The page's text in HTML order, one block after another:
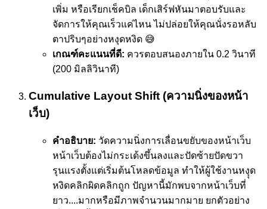
เพิ่ม หรือเรียกเช็คบิล เด็กเสิร์ฟหันมาตอบรับและ
จัดการให้คุณเร็วแค่ไหน ไม่ปล่อยให้คุณนั่งรอหลับ
ตาปริบๆอย่างหงุดหงิด 😅
เกณฑ์คะแนนที่ดี: ควรตอบสนองภายใน 0.2 วินาที
(200 มิลลิวินาที)
Cumulative Layout Shift (ความนิ่งของหน้า
เว็บ)
คำอธิบาย: วัดความนิ่งการเลื่อนขยับของหน้าเว็บ
หน้าเว็บต้องไม่กระเด้งขึ้นลงและปัดซ้ายปัดขวา
รุนแรงตั้งแต่เริ่มต้นโหลดข้อมูล ทำให้ผู้ใช้งานหงุุด
หงิดคลิกผิดคลิกถูก ปัญหานี้มักพบจากหน้าเว็บที่
ยาว....มากหรือมีภาพจำนวนมากมาย ยกตัวอย่าง